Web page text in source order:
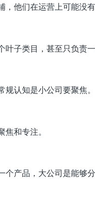
，他们在运营上可能没
子类目，甚至只负责
认知是小公司要聚焦。
和专注。
产品，大公司是能够